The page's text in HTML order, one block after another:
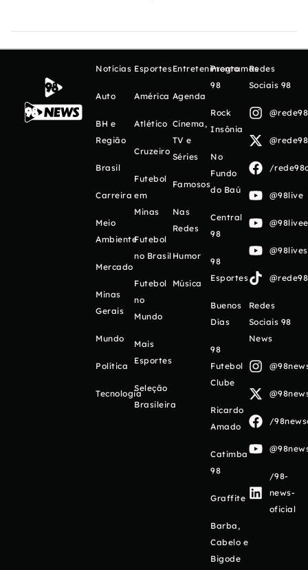
Notícias
Auto
BH e
Região
Brasil
Carreira
Meio
Ambiente
Mercado
Minas
Gerais
Mundo
Política
Tecnologia
Esportes
América
Atlético
Cruzeiro
Futebol
em
Minas
Futebol
no Brasil
Futebol
no
Mundo
Mais
Esportes
Seleção
Brasileira
Entretenimento
Agenda
Cinema,
TV e
Séries
Famosos
Nas
Redes
Humor
Música
Programas
98
Rock
Insônia
No
Fundo
do Baú
Central
98
98
Esportes
Buenos
Días
98
Futebol
Clube
Ricardo
Amado
Catimba
98
Graffite
Barba,
Cabelo e
Bigode
Redes
Sociais 98
/
@98live
Redes
Sociais 98
News
/
/98-
news-
oficial